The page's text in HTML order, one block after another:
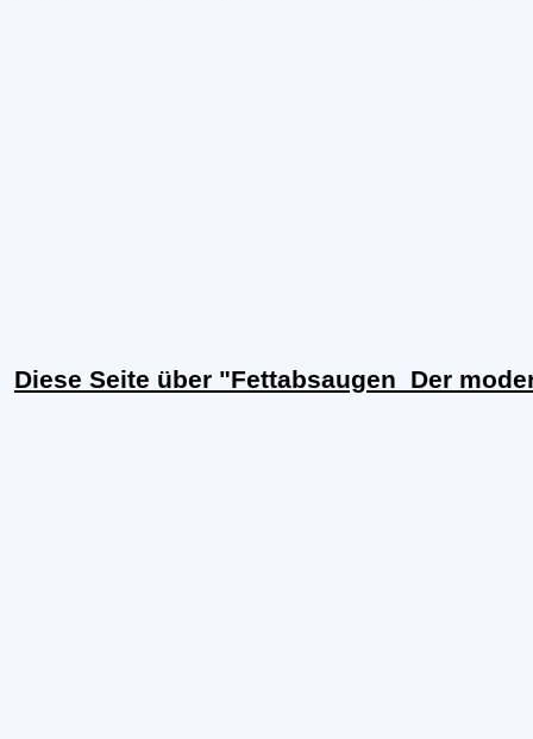
Diese Seite über "Fettabsaugen  Der